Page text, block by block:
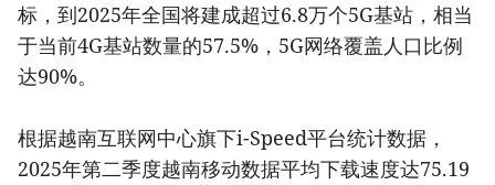
标，到2025年全国将建成超过6.8万个5G基站，相当
于当前4G基站数量的57.5%，5G网络覆盖人口比例
达90%。
根据越南互联网中心旗下i-Speed平台统计数据，
2025年第二季度越南移动数据平均下载速度达75.19